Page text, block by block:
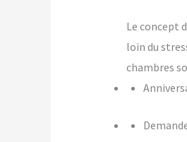
Le concept
loin du
chambres